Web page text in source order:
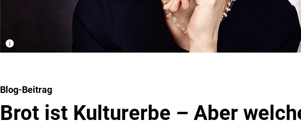
Blog-Beitrag
Brot ist Kulturerbe – Aber